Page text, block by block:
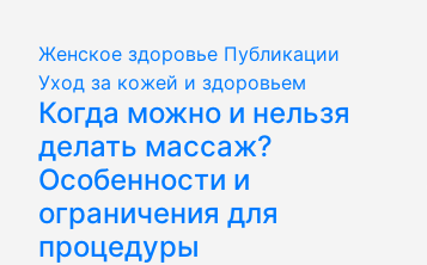
Женское здоровье Публикации
Уход за кожей и здоровьем
Когда можно и нельзя
делать массаж?
Особенности и
ограничения для
процедуры